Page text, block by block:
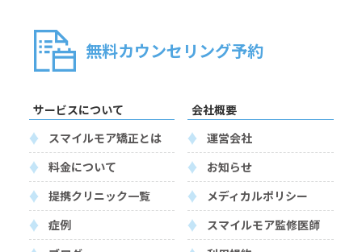
無料カウンセリング予約
サービスについて
スマイルモア矯正とは
料金について
提携クリニック一覧
症例
会社概要
運営会社
お知らせ
メディカルポリシー
スマイルモア監修医師